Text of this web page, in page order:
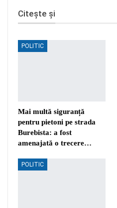
Citește și
POLITIC
Mai multă siguranță
pentru pietoni pe strada
Burebista: a fost
amenajată o trecere…
POLITIC